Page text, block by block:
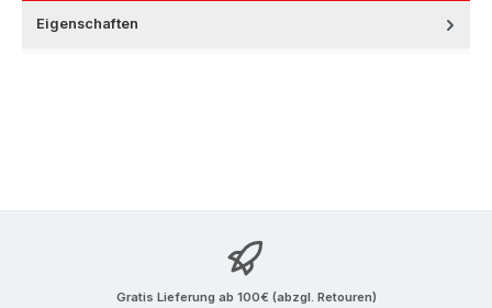
Eigenschaften
Gratis Lieferung ab 100€ (abzgl. Retouren)